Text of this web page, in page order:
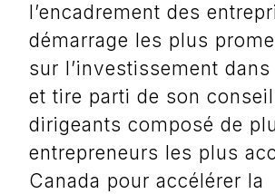
l’encadrement des
démarrage les plus
sur l’investissement
et tire parti de son
dirigeants composé de
entrepreneurs les plus
Canada pour accélérer la